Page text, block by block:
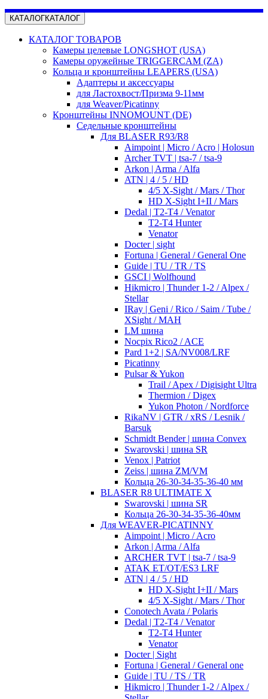
КАТАЛОГКАТАЛОГ
КАТАЛОГ ТОВАРОВ
Камеры целевые LONGSHOT (USA)
Камеры оружейные TRIGGERCAM (ZA)
Кольца и кронштейны LEAPERS (USA)
Адаптеры и аксессуары
для Ластохвост/Призма 9-11мм
для Weaver/Picatinny
Кронштейны INNOMOUNT (DE)
Седельные кронштейны
Для BLASER R93/R8
Aimpoint | Micro / Acro | Holosun
Archer TVT | tsa-7 / tsa-9
Arkon | Arma / Alfa
ATN | 4 / 5 / HD
4/5 X-Sight / Mars / Thor
HD X-Sight I+II / Mars
Dedal | T2-T4 / Venator
T2-T4 Hunter
Venator
Docter | sight
Fortuna | General / General One
Guide | TU / TR / TS
GSCI | Wolfhound
Hikmicro | Thunder 1-2 / Alpex /
Stellar
IRay | Geni / Rico / Saim / Tube /
XSight / MAH
LM шина
Nocpix Rico2 / ACE
Pard 1+2 | SA/NV008/LRF
Picatinny
Pulsar & Yukon
Trail / Apex / Digisight Ultra
Thermion / Digex
Yukon Photon / Nordforce
RikaNV | GTR / xRS / Lesnik /
Barsuk
Schmidt Bender | шина Convex
Swarovski | шина SR
Venox | Patriot
Zeiss | шина ZM/VM
Кольца 26-30-34-35-36-40 мм
BLASER R8 ULTIMATE X
Swarovski | шина SR
Кольца 26-30-34-35-36-40мм
Для WEAVER-PICATINNY
Aimpoint | Micro / Acro
Arkon | Arma / Alfa
ARCHER TVT | tsa-7 / tsa-9
ATAK ET/OT/ES3 LRF
ATN | 4 / 5 / HD
HD X-Sight I+II / Mars
4/5 X-Sight / Mars / Thor
Conotech Avata / Polaris
Dedal | T2-T4 / Venator
T2-T4 Hunter
Venator
Docter | Sight
Fortuna | General / General one
Guide | TU / TS / TR
Hikmicro | Thunder 1-2 / Alpex /